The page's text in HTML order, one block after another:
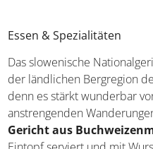
Essen & Spezialitäten
Das slowenische
der ländlichen Bergregion
denn es stärkt wunderbar
anstrengenden
Gericht aus